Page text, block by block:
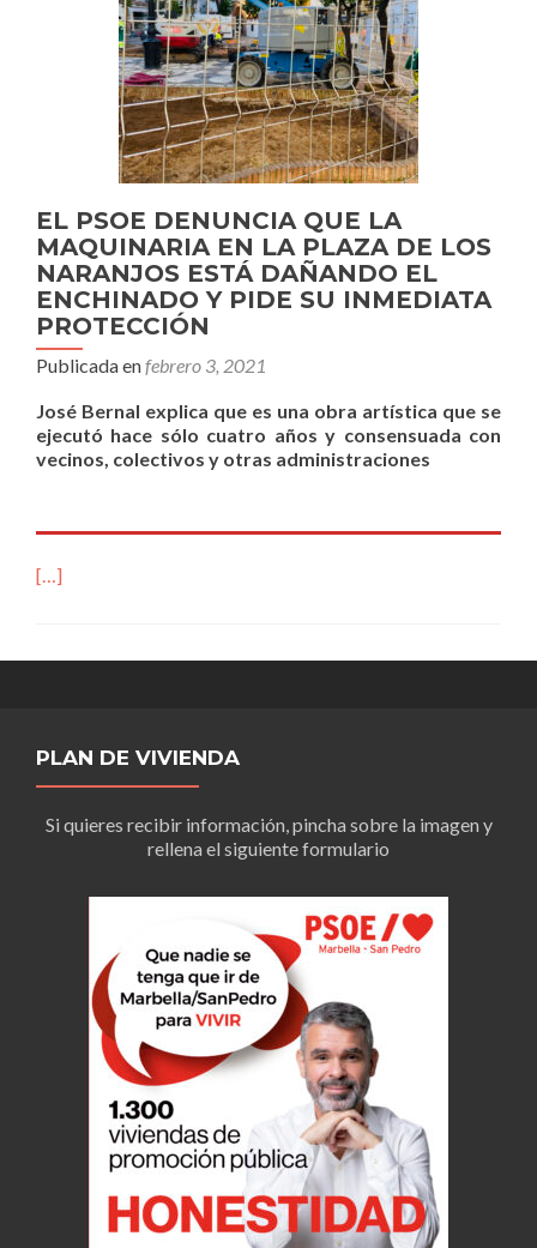
EL PSOE DENUNCIA QUE LA
MAQUINARIA EN LA PLAZA DE LOS
NARANJOS ESTÁ DAÑANDO EL
ENCHINADO Y PIDE SU INMEDIATA
PROTECCIÓN
Publicada enfebrero 3, 2021
José Bernal explica que es una obra artística que se
ejecutó hace sólo cuatro años y consensuada con
vecinos, colectivos y otras administraciones
[…]
PLAN DE VIVIENDA
Si quieres recibir información, pincha sobre la imagen y
rellena el siguiente formulario